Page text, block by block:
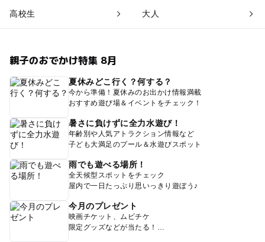
高校生 大人
親子のおでかけ特集 8月
夏休みどこ行く？何する？
今から準備！夏休みのお出かけ情報満載
おすすめ遊び場＆イベントをチェック！
暑さに負けずに全力水遊び！
年齢別や人気アトラクション情報など
子ども大満足のプール＆水遊びスポット
雨でも遊べる場所！
全天候型スポットをチェック
屋内で一日たっぷり思いっきり遊ぼう♪
今月のプレゼント
映画チケット、ムビチケ
限定グッズなどが当たる！